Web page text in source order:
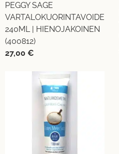
PEGGY SAGE
VARTALOKUORINTAVOIDE
240ML | HIENOJAKOINEN
(400812)
27,00 €